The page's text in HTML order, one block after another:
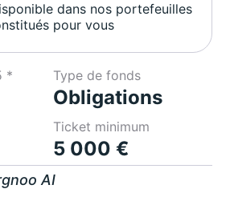
dans nos portefeuilles
pour vous
* Type de fonds
Obligations
Ticket minimum
5 000 €
AI